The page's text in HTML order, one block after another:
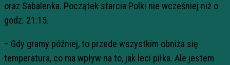
oraz Sabalenka. Początek starcia Polki nie wcześniej niż o
godz. 21:15.
– Gdy gramy później, to przede wszystkim obniża się
temperatura, co ma wpływ na to, jak leci piłka. Ale jestem